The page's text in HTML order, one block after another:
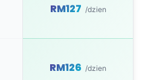
RM127 /dzien
RM126 /dzien